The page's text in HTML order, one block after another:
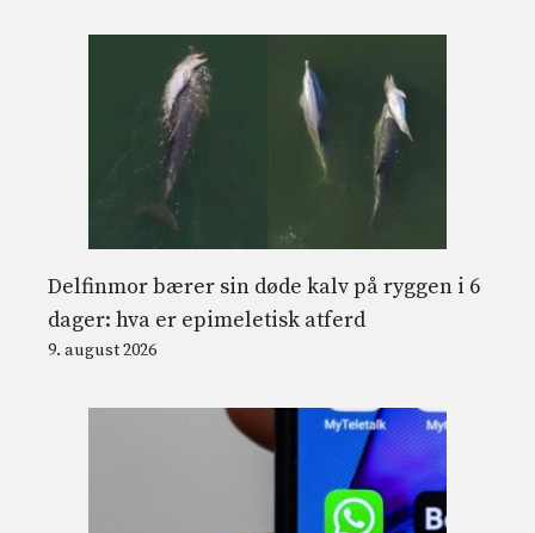
Delfinmor bærer sin døde kalv på ryggen i 6
dager: hva er epimeletisk atferd
9. august 2026